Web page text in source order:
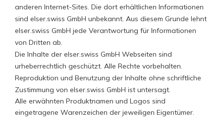
anderen Internet-Sites. Die dort erhältlichen Informationen
sind elser.swiss GmbH unbekannt. Aus diesem Grunde lehnt
elser.swiss GmbH jede Verantwortung für Informationen
von Dritten ab.
Die Inhalte der elser.swiss GmbH Webseiten sind
urheberrechtlich geschützt. Alle Rechte vorbehalten.
Reproduktion und Benutzung der Inhalte ohne schriftliche
Zustimmung von elser.swiss GmbH ist untersagt.
Alle erwähnten Produktnamen und Logos sind
eingetragene Warenzeichen der jeweiligen Eigentümer.